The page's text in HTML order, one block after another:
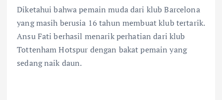
Diketahui bahwa pemain muda dari klub Barcelona
yang masih berusia 16 tahun membuat klub tertarik.
Ansu Fati berhasil menarik perhatian dari klub
Tottenham Hotspur dengan bakat pemain yang
sedang naik daun.